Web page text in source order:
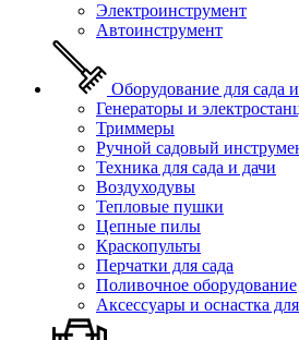
Электроинструмент
Автоинструмент
Оборудование для сада
Генераторы и
Триммеры
Ручной садовый
Техника для сада и дачи
Воздуходувы
Тепловые пушки
Цепные пилы
Краскопульты
Перчатки для сада
Поливочное оборудование
Аксессуары и оснастка